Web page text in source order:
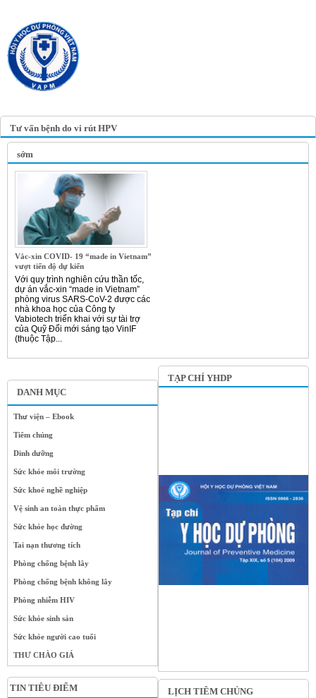
Tư vấn bệnh do vi rút HPV
DANH MỤC
Thư viện – Ebook
Tiêm chủng
Dinh dưỡng
Sức khỏe môi trường
Sức khoẻ nghề nghiệp
Vệ sinh an toàn thực phẩm
Sức khỏe học đường
Tai nạn thương tích
Phòng chống bệnh lây
Phòng chống bệnh không lây
Phòng nhiễm HIV
Sức khỏe sinh sản
Sức khỏe người cao tuổi
THƯ CHÀO GIÁ
TIN TIÊU ĐIỂM
sớm
Vắc-xin COVID- 19 “made in Vietnam”
vượt tiến độ dự kiến
Với quy trình nghiên cứu thần tốc,
dự án vắc-xin “made in Vietnam”
phòng virus SARS-CoV-2 được các
nhà khoa học của Công ty
Vabiotech triển khai với sự tài trợ
của Quỹ Đổi mới sáng tạo VinIF
(thuộc Tập...
TẠP CHÍ YHDP
LỊCH TIÊM CHỦNG